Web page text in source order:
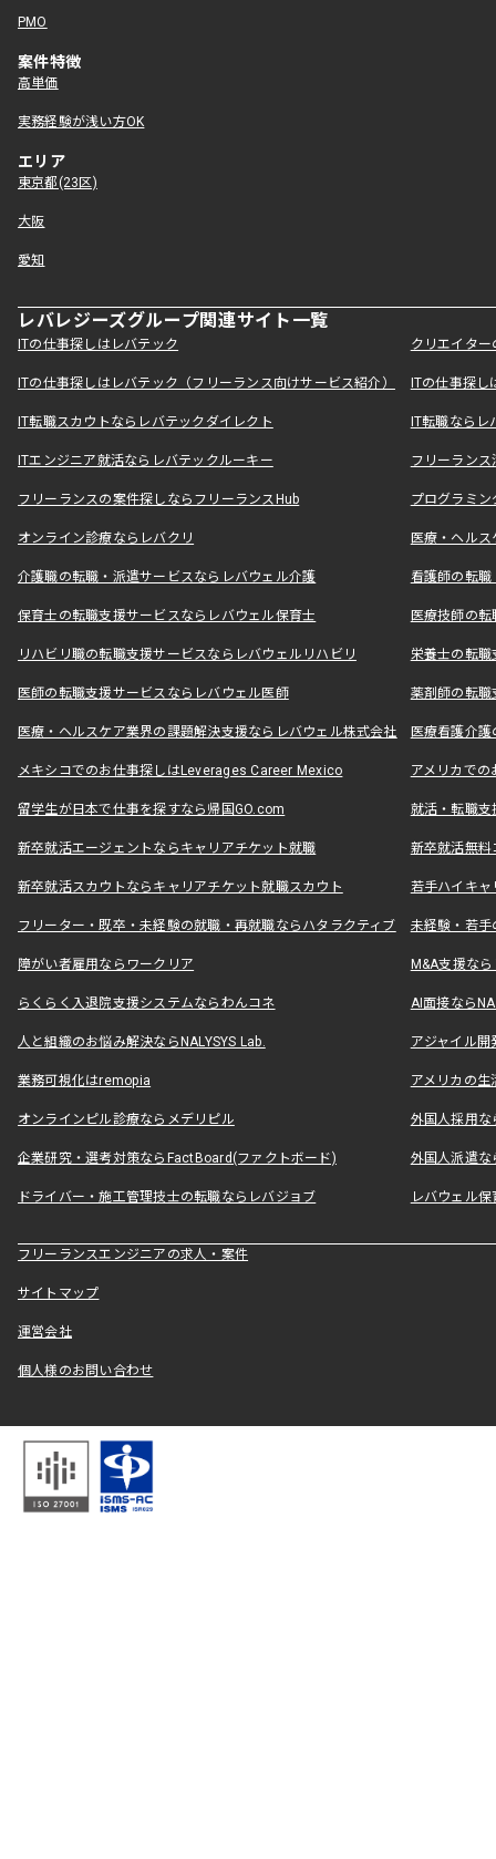
PMO
案件特徴
高単価
実務経験が浅い方OK
エリア
東京都(23区)
大阪
愛知
レバレジーズグループ関連サイト一覧
ITの仕事探しはレバテック クリエイタ
ITの仕事探しはレバテック（フリーランス向けサービス紹介） ITの仕事探
IT転職スカウトならレバテックダイレクト IT転職なら
ITエンジニア就活ならレバテックルーキー フリーラン
フリーランスの案件探しならフリーランスHub プログラミ
オンライン診療ならレバクリ 医療・ヘル
介護職の転職・派遣サービスならレバウェル介護 看護師の転
保育士の転職支援サービスならレバウェル保育士 医療技師の
リハビリ職の転職支援サービスならレバウェルリハビリ 栄養士の転
医師の転職支援サービスならレバウェル医師 薬剤師の転
医療・ヘルスケア業界の課題解決支援ならレバウェル株式会社 医療看護介
メキシコでのお仕事探しはLeverages Career Mexico アメリカで
留学生が日本で仕事を探すなら帰国GO.com 就活・転職
新卒就活エージェントならキャリアチケット就職 新卒就活無料
新卒就活スカウトならキャリアチケット就職スカウト 若手ハイキ
フリーター・既卒・未経験の就職・再就職ならハタラクティブ 未経験・若手
障がい者雇用ならワークリア M&A支援な
らくらく入退院支援システムならわんコネ AI面接なら
人と組織のお悩み解決ならNALYSYS Lab. アジャイル
業務可視化はremopia アメリカの
オンラインピル診療ならメデリピル 外国人採用
企業研究・選考対策ならFactBoard(ファクトボード) 外国人派遣な
ドライバー・施工管理技士の転職ならレバジョブ レバウェル
フリーランスエンジニアの求人・案件
サイトマップ
運営会社
個人様のお問い合わせ